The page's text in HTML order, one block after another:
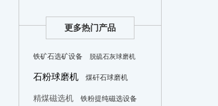
更多热门产品
铁矿石选矿设备 脱硫石灰球磨机
石粉球磨机 煤矸石球磨机
精煤磁选机 铁粉提纯磁选设备